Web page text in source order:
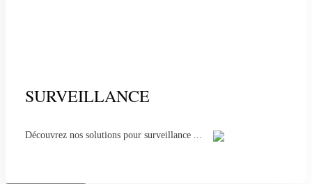
SURVEILLANCE
Découvrez nos solutions pour surveillance ...